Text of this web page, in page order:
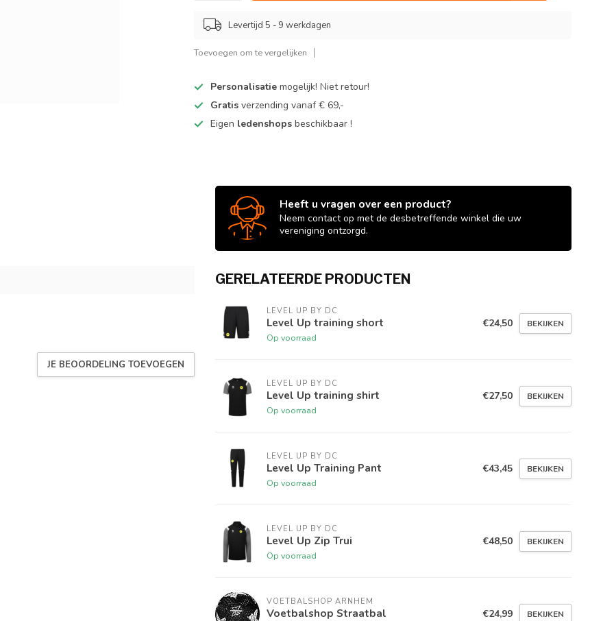
Levertijd 5 - 9 werkdagen
Toevoegen om te vergelijken
Personalisatie mogelijk! Niet retour!
Gratisverzending vanaf € 69,-
Eigen ledenshopsbeschikbaar !
JE BEOORDELING TOEVOEGEN
Heeft u vragen over een product?
Neem contact op met de desbetreffende winkel die uw
vereniging ontzorgd.
GERELATEERDE PRODUCTEN
LEVEL UP BY DC
Level Up training short
Op voorraad
€24,50 BEKIJKEN
LEVEL UP BY DC
Level Up training shirt
Op voorraad
€27,50 BEKIJKEN
LEVEL UP BY DC
Level Up Training Pant
Op voorraad
€43,45 BEKIJKEN
LEVEL UP BY DC
Level Up Zip Trui
Op voorraad
€48,50 BEKIJKEN
VOETBALSHOP ARNHEM
Voetbalshop Straatbal €24,99 BEKIJKEN